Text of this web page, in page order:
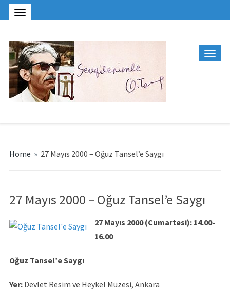
Home » 27 Mayıs 2000 – Oğuz Tansel’e Saygı
27 Mayıs 2000 – Oğuz Tansel’e Saygı
27 Mayıs 2000 (Cumartesi): 14.00-
16.00
Oğuz Tansel’e Saygı
Yer: Devlet Resim ve Heykel Müzesi, Ankara